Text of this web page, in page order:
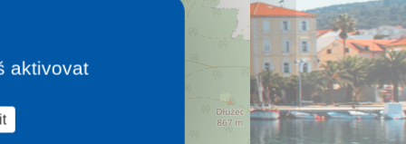
aktivovat